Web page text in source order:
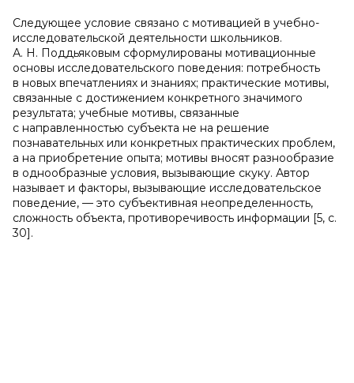
Следующее условие связано с мотивацией в учебно-
исследовательской деятельности школьников.
А. Н. Поддьяковым сформулированы мотивационные
основы исследовательского поведения: потребность
в новых впечатлениях и знаниях; практические мотивы,
связанные с достижением конкретного значимого
результата; учебные мотивы, связанные
с направленностью субъекта не на решение
познавательных или конкретных практических проблем,
а на приобретение опыта; мотивы вносят разнообразие
в однообразные условия, вызывающие скуку. Автор
называет и факторы, вызывающие исследовательское
поведение, — это субъективная неопределенность,
сложность объекта, противоречивость информации [5, с.
30].